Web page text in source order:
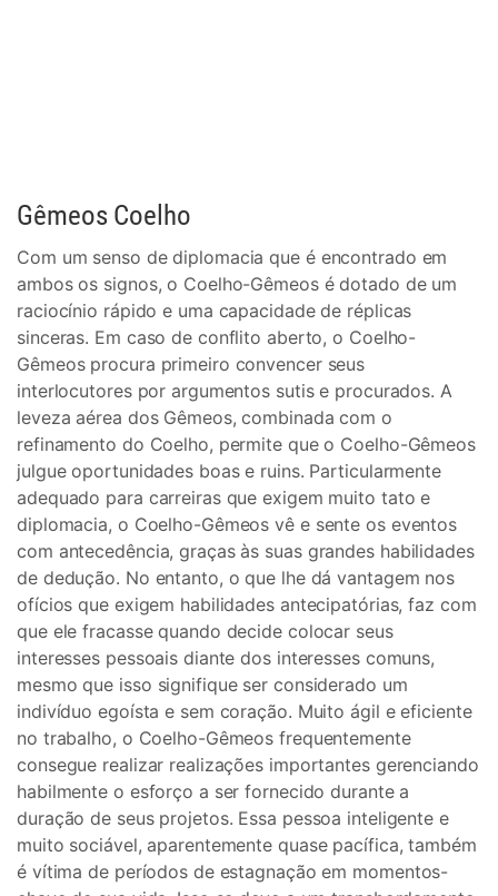
Gêmeos Coelho
Com um senso de diplomacia que é encontrado em
ambos os signos, o Coelho-Gêmeos é dotado de um
raciocínio rápido e uma capacidade de réplicas
sinceras. Em caso de conflito aberto, o Coelho-
Gêmeos procura primeiro convencer seus
interlocutores por argumentos sutis e procurados. A
leveza aérea dos Gêmeos, combinada com o
refinamento do Coelho, permite que o Coelho-Gêmeos
julgue oportunidades boas e ruins. Particularmente
adequado para carreiras que exigem muito tato e
diplomacia, o Coelho-Gêmeos vê e sente os eventos
com antecedência, graças às suas grandes habilidades
de dedução. No entanto, o que lhe dá vantagem nos
ofícios que exigem habilidades antecipatórias, faz com
que ele fracasse quando decide colocar seus
interesses pessoais diante dos interesses comuns,
mesmo que isso signifique ser considerado um
indivíduo egoísta e sem coração. Muito ágil e eficiente
no trabalho, o Coelho-Gêmeos frequentemente
consegue realizar realizações importantes gerenciando
habilmente o esforço a ser fornecido durante a
duração de seus projetos. Essa pessoa inteligente e
muito sociável, aparentemente quase pacífica, também
é vítima de períodos de estagnação em momentos-